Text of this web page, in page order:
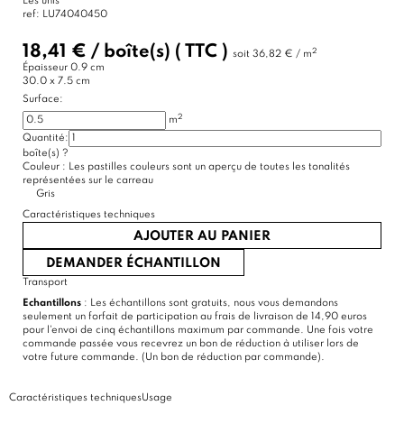
ref: LU74040450
18,41 € / boîte(s) ( TTC ) soit 36,82 € / m2
Épaisseur 0.9 cm
30.0 x 7.5 cm
Surface:
m2
Quantité:
boîte(s) ?
Couleur : Les pastilles couleurs sont un aperçu de toutes les tonalités
représentées sur le carreau
Gris
Caractéristiques techniques
AJOUTER AU PANIER
DEMANDER ÉCHANTILLON
Transport
Echantillons : Les échantillons sont gratuits, nous vous demandons
seulement un forfait de participation au frais de livraison de 14,90 euros
pour l'envoi de cinq échantillons maximum par commande. Une fois votre
commande passée vous recevrez un bon de réduction à utiliser lors de
votre future commande. (Un bon de réduction par commande).
Caractéristiques techniquesUsage